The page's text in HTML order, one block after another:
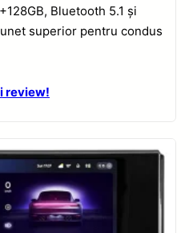
Bluetooth 5.1 și
superior pentru condus
review!